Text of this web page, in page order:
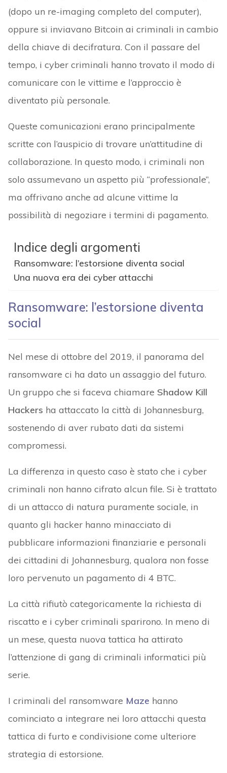
(dopo un re-imaging completo del computer),
oppure si inviavano Bitcoin ai criminali in cambio
della chiave di decifratura. Con il passare del
tempo, i cyber criminali hanno trovato il modo di
comunicare con le vittime e l’approccio è
diventato più personale.
Queste comunicazioni erano principalmente
scritte con l’auspicio di trovare un’attitudine di
collaborazione. In questo modo, i criminali non
solo assumevano un aspetto più “professionale”,
ma offrivano anche ad alcune vittime la
possibilità di negoziare i termini di pagamento.
Indice degli argomenti
Ransomware: l’estorsione diventa social
Una nuova era dei cyber attacchi
Ransomware: l’estorsione diventa
social
Nel mese di ottobre del 2019, il panorama del
ransomware ci ha dato un assaggio del futuro.
Un gruppo che si faceva chiamare Shadow Kill
Hackers ha attaccato la città di Johannesburg,
sostenendo di aver rubato dati da sistemi
compromessi.
La differenza in questo caso è stato che i cyber
criminali non hanno cifrato alcun file. Si è trattato
di un attacco di natura puramente sociale, in
quanto gli hacker hanno minacciato di
pubblicare informazioni finanziarie e personali
dei cittadini di Johannesburg, qualora non fosse
loro pervenuto un pagamento di 4 BTC.
La città rifiutò categoricamente la richiesta di
riscatto e i cyber criminali sparirono. In meno di
un mese, questa nuova tattica ha attirato
l’attenzione di gang di criminali informatici più
serie.
I criminali del ransomware Maze hanno
cominciato a integrare nei loro attacchi questa
tattica di furto e condivisione come ulteriore
strategia di estorsione.